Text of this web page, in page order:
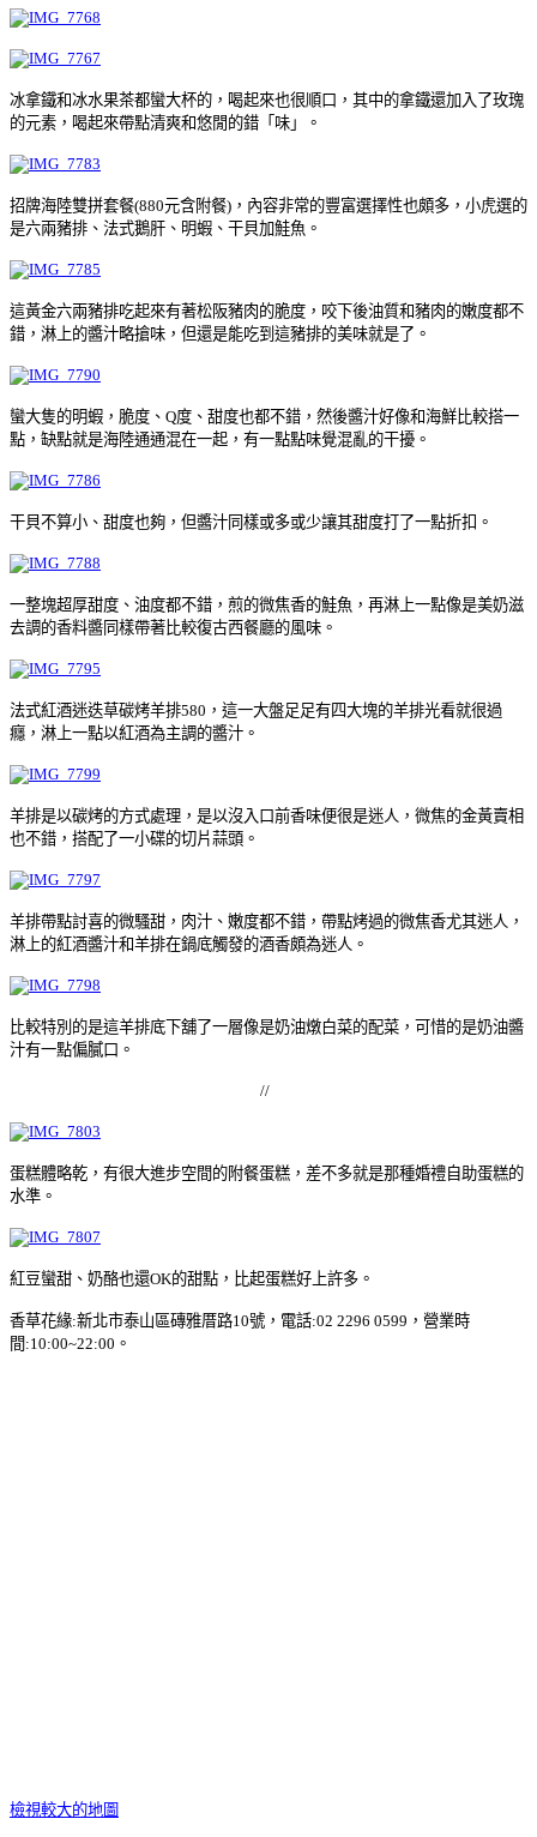
冰拿鐵和冰水果茶都蠻大杯的，喝起來也很順口，其中的拿鐵還加入了玫瑰
的元素，喝起來帶點清爽和悠閒的錯「味」。
招牌海陸雙拼套餐(880元含附餐)，內容非常的豐富選擇性也頗多，小虎選的
是六兩豬排、法式鵝肝、明蝦、干貝加鮭魚。
這黃金六兩豬排吃起來有著松阪豬肉的脆度，咬下後油質和豬肉的嫩度都不
錯，淋上的醬汁略搶味，但還是能吃到這豬排的美味就是了。
蠻大隻的明蝦，脆度、Q度、甜度也都不錯，然後醬汁好像和海鮮比較搭一
點，缺點就是海陸通通混在一起，有一點點味覺混亂的干擾。
干貝不算小、甜度也夠，但醬汁同樣或多或少讓其甜度打了一點折扣。
一整塊超厚甜度、油度都不錯，煎的微焦香的鮭魚，再淋上一點像是美奶滋
去調的香料醬同樣帶著比較復古西餐廳的風味。
法式紅酒迷迭草碳烤羊排580，這一大盤足足有四大塊的羊排光看就很過
癮，淋上一點以紅酒為主調的醬汁。
羊排是以碳烤的方式處理，是以沒入口前香味便很是迷人，微焦的金黃賣相
也不錯，搭配了一小碟的切片蒜頭。
羊排帶點討喜的微騷甜，肉汁、嫩度都不錯，帶點烤過的微焦香尤其迷人，
淋上的紅酒醬汁和羊排在鍋底觸發的酒香頗為迷人。
比較特別的是這羊排底下舖了一層像是奶油燉白菜的配菜，可惜的是奶油醬
汁有一點偏膩口。
//
蛋糕體略乾，有很大進步空間的附餐蛋糕，差不多就是那種婚禮自助蛋糕的
水準。
紅豆蠻甜、奶酪也還OK的甜點，比起蛋糕好 上許多。
香草花緣:新北市泰山區磚雅厝路10號，電話:02 2296 0599，營業時
間:10:00~22:00。
檢視較大的地圖